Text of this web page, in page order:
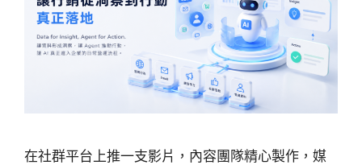
在社群平台上推一支影片，內容團隊精心製作，媒